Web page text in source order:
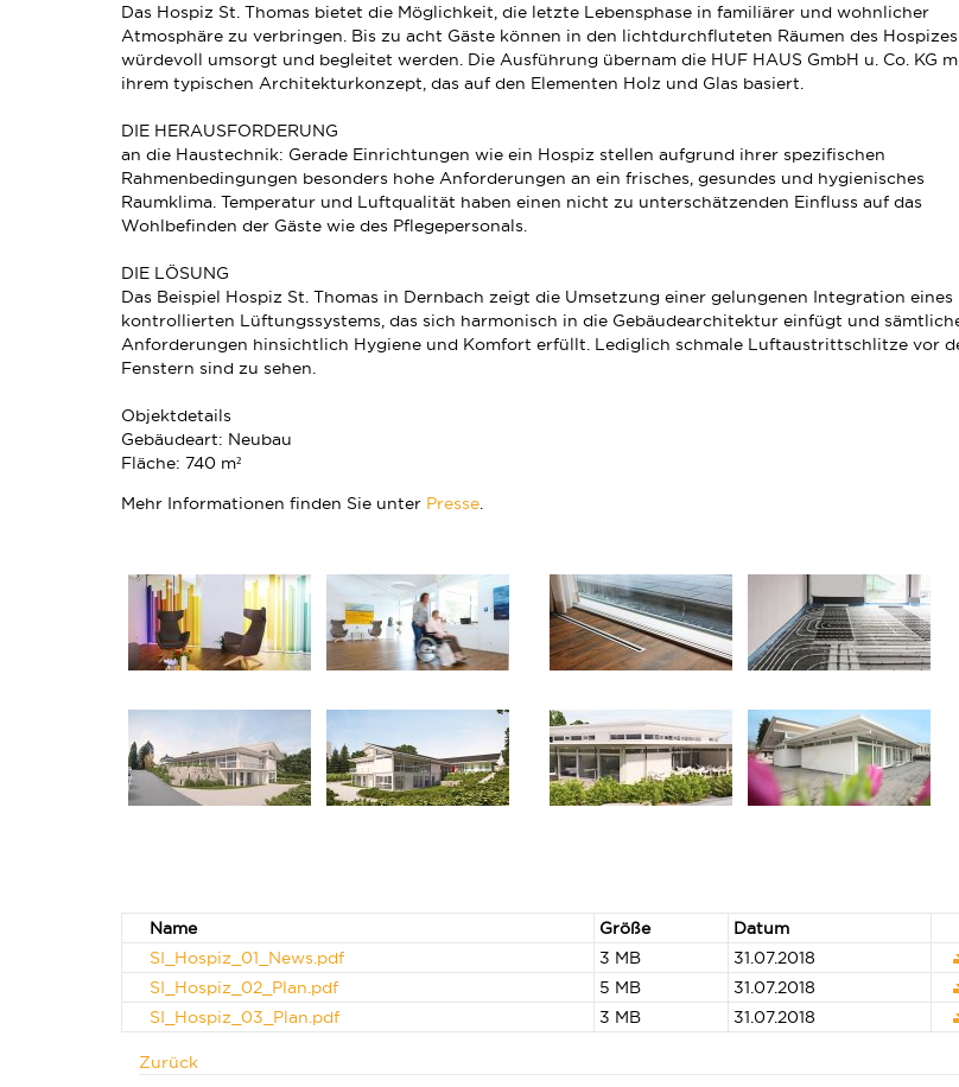
Das Hospiz St. Thomas bietet die Möglichkeit, die letzte Lebensphase in familiärer und wohnlicher
Atmosphäre zu verbringen. Bis zu acht Gäste können in den lichtdurchfluteten Räumen des Hospizes
würdevoll umsorgt und begleitet werden. Die Ausführung übernam die HUF HAUS GmbH u. Co. KG
ihrem typischen Architekturkonzept, das auf den Elementen Holz und Glas basiert.
DIE HERAUSFORDERUNG
an die Haustechnik: Gerade Einrichtungen wie ein Hospiz stellen aufgrund ihrer spezifischen
Rahmenbedingungen besonders hohe Anforderungen an ein frisches, gesundes und hygienisches
Raumklima. Temperatur und Luftqualität haben einen nicht zu unterschätzenden Einfluss auf das
Wohlbefinden der Gäste wie des Pflegepersonals.
DIE LÖSUNG
Das Beispiel Hospiz St. Thomas in Dernbach zeigt die Umsetzung einer gelungenen Integration eines
kontrollierten Lüftungssystems, das sich harmonisch in die Gebäudearchitektur einfügt und
Anforderungen hinsichtlich Hygiene und Komfort erfüllt. Lediglich schmale Luftaustrittschlitze vor
Fenstern sind zu sehen.
Objektdetails
Gebäudeart: Neubau
Fläche: 740 m²
Mehr Informationen finden Sie unter Presse.
Name Größe
Datum
SI_Hospiz_01_News.pdf
3 MB
31.07.2018
SI_Hospiz_02_Plan.pdf
5 MB
31.07.2018
SI_Hospiz_03_Plan.pdf
3 MB 31.07.2018
Zurück